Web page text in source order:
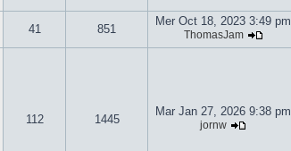
41 851
Mer Oct 18, 2023 3:49 pm
ThomasJam
112 1445
Mar Jan 27, 2026 9:38 pm
jornw